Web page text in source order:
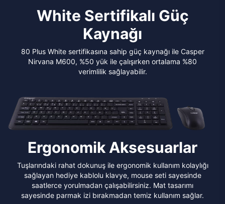
White Sertifikalı Güç
Kaynağı
80 Plus White sertifikasına sahip güç kaynağı ile Casper
Nirvana M600, %50 yük ile çalışırken ortalama %80
verimlilik sağlayabilir.
Ergonomik Aksesuarlar
Tuşlarındaki rahat dokunuş ile ergonomik kullanım kolaylığı
sağlayan hediye kablolu klavye, mouse seti sayesinde
saatlerce yorulmadan çalışabilirsiniz. Mat tasarımı
sayesinde parmak izi bırakmadan temiz kullanım sağlar.